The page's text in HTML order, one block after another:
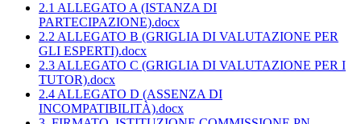
2.1 ALLEGATO A (ISTANZA DI
PARTECIPAZIONE).docx
2.2 ALLEGATO B (GRIGLIA DI VALUTAZIONE PER
GLI ESPERTI).docx
2.3 ALLEGATO C (GRIGLIA DI VALUTAZIONE PER I
TUTOR).docx
2.4 ALLEGATO D (ASSENZA DI
INCOMPATIBILITÀ).docx